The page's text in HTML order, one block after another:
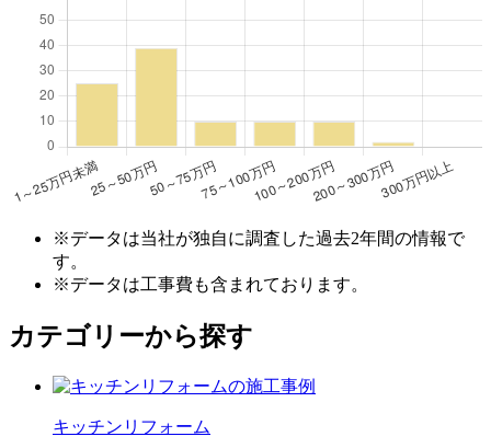
※データは当社が独自に調査した過去2年間の情報で
す。
※データは工事費も含まれております。
カテゴリーから探す
キッチン リフォーム